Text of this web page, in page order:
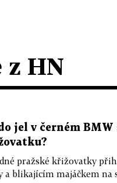
z HN
jel v černém BMW
pražské křižovatky
a blikajícím majáčkem na